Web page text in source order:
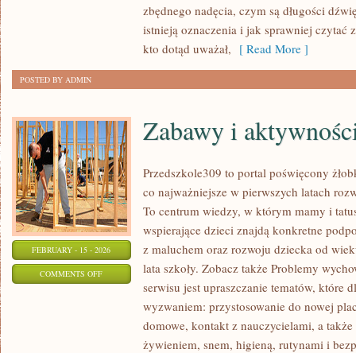
zbędnego nadęcia, czym są długości
istnieją oznaczenia i jak sprawniej czytać
kto dotąd uważał, [ Read More ]
POSTED BY ADMIN
FEBRUARY - 15 - 2026
COMMENTS OFFON
AKTYWNOŚCI
Zabawy i
Przedszkole309 to portal poświęcony
co najważniejsze w pierwszych latach
To centrum wiedzy, w którym mamy i
wspierające dzieci znajdą konkretne
z maluchem oraz rozwoju dziecka od
lata szkoły. Zobacz także Problemy
serwisu jest upraszczanie tematów, które
wyzwaniem: przystosowanie do nowej
domowe, kontakt z nauczycielami, a
żywieniem, snem, higieną, rutynami i